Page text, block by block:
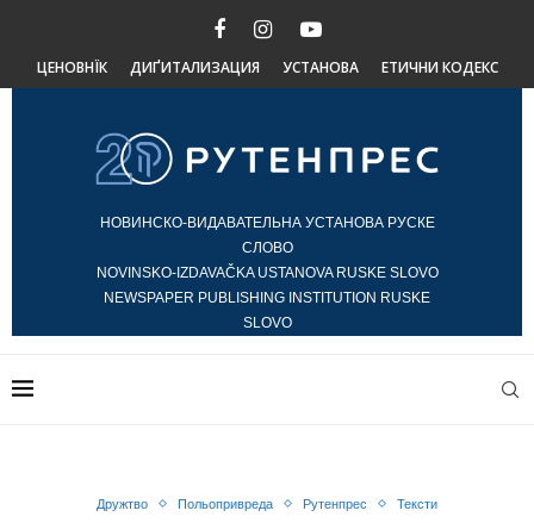
ЦЕНОВНЇК ДИҐИТАЛИЗАЦИЯ УСТАНОВА ЕТИЧНИ КОДЕКС
НОВИНСКО-ВИДАВАТЕЛЬНА УСТАНОВА РУСКЕ
СЛОВО
NOVINSKO-IZDAVAČKA USTANOVA RUSKE SLOVO
NEWSPAPER PUBLISHING INSTITUTION RUSKE
SLOVO
Дружтво Польопривреда Рутенпрес Тексти